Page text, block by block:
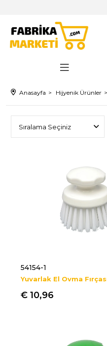
Anasayfa Hijyenik Ürünler
54154-1
Yuvarlak El Ovma
€ 10,96